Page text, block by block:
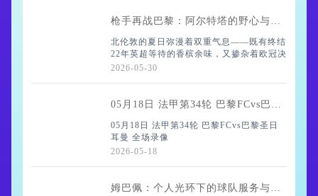
枪手再战巴黎：阿尔特塔的野心与亨利的传承
北伦敦的夏日弥漫着双重气息——既有终结
22年英超等待的香槟余味，又掺杂着欧冠决
赛前的硝烟。当记者试探性地提起"压力释
少帅说
2026-05-30
05月18日 法甲第34轮 巴黎FCvs巴黎圣日耳曼 全场录像
05月18日 法甲第34轮 巴黎FCvs巴黎圣日
耳曼 全场录像
2026-05-18
姆巴佩：个人光环下的球队服务与竞技迷失